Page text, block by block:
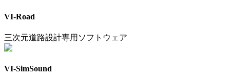
VI-Road
三次元道路設計専用ソフトウェア
VI-SimSound